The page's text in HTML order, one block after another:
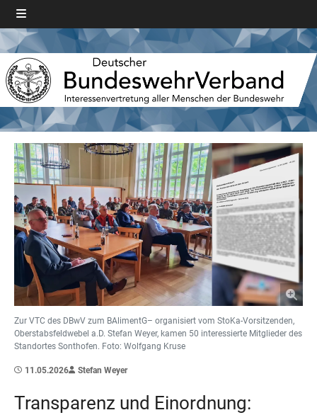
Zur VTC des DBwV zum BAlimentG– organisiert vom StoKa-Vorsitzenden,
Oberstabsfeldwebel a.D. Stefan Weyer, kamen 50 interessierte Mitglieder des
Standortes Sonthofen. Foto: Wolfgang Kruse
11.05.2026 Stefan Weyer
Transparenz und Einordnung: